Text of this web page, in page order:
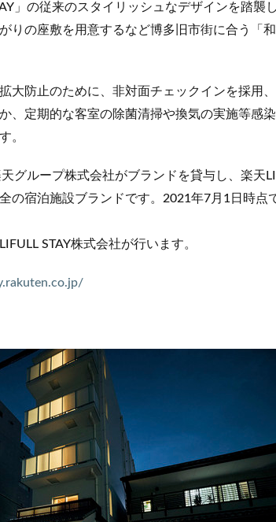
」の従来のスタイリッシュなデザインを踏襲
りの座敷を用意するなど博多旧市街に合う「
大防止のために、非対面チェックインを採用
、定期的な客室の除菌清掃や換気の実施等感
。
天グループ株式会社がブランドを貸与し、楽天
の宿泊施設ブランドです。2021年7月1日時点
STAY株式会社が行います。